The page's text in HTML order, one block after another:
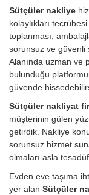
Sütçüler nakliye
kolaylıkları
toplanması,
sorunsuz ve güvenli
Alanında uzman ve
bulunduğu
güvende
Sütçüler nakliyat
müşterinin gülen
getirdik. Nakliye
sorunsuz hizmet
olmaları asla
Evden eve taşıma
yer alan Sütçüler